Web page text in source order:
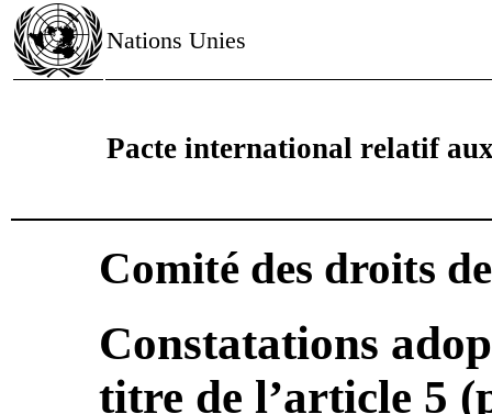
Nations Unies
Pacte international relatif
Comité des droits
Constatations
titre de l’article 5